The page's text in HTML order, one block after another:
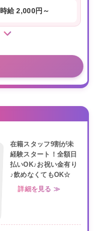
時給 2,000円～
在籍スタッフ9割が未
経験スタート！全額日
払いOK♪お祝い金有り
♪飲めなくてもOK☆
詳細を見る ≫